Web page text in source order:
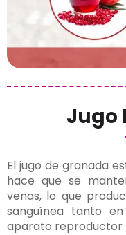
Jugo
El jugo de granada
hace que se
venas, lo que
sanguínea tanto
aparato reproductor